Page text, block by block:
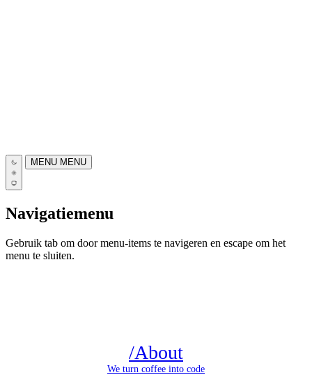
MENU MENU
Navigatiemenu
Gebruik tab om door menu-items te navigeren en escape om het
menu te sluiten.
/About
We turn coffee into code